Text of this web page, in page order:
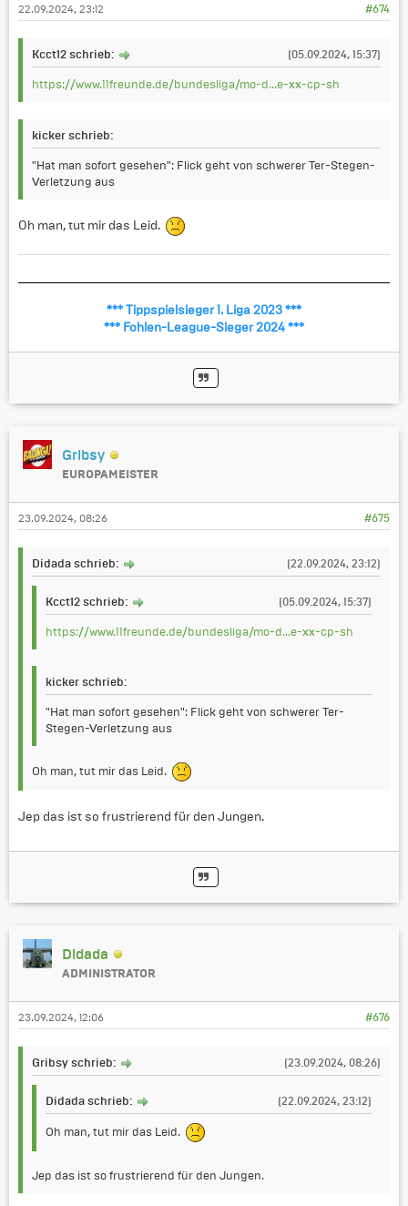
#674
22.09.2024, 23:12
(05.09.2024, 15:37)
Kcct12 schrieb:
https://www.11freunde.de/bundesliga/mo-d...e-xx-cp-sh
kicker schrieb:
"Hat man sofort gesehen": Flick geht von schwerer Ter-Stegen-
Verletzung aus
Oh man, tut mir das Leid.
*** Tippspielsieger 1. Liga 2023 ***
*** Fohlen-League-Sieger 2024 ***
Gribsy
EUROPAMEISTER
#675
23.09.2024, 08:26
(22.09.2024, 23:12)
Didada schrieb:
(05.09.2024, 15:37)
Kcct12 schrieb:
https://www.11freunde.de/bundesliga/mo-d...e-xx-cp-sh
kicker schrieb:
"Hat man sofort gesehen": Flick geht von schwerer Ter-
Stegen-Verletzung aus
Oh man, tut mir das Leid.
Jep das ist so frustrierend für den Jungen.
Didada
ADMINISTRATOR
#676
23.09.2024, 12:06
(23.09.2024, 08:26)
Gribsy schrieb:
(22.09.2024, 23:12)
Didada schrieb:
Oh man, tut mir das Leid.
Jep das ist so frustrierend für den Jungen.